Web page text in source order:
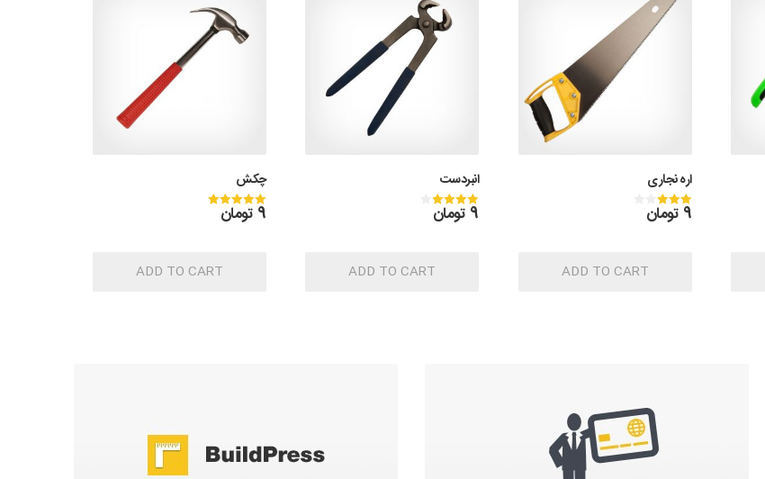
اره نجاری
Rated
9 تومان
ADD TO CART
انبردست
Rated
9 تومان
ADD TO CART
چکش
Rated
9 تومان
ADD TO CART